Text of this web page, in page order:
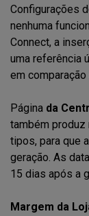
Configurações
nenhuma
Connect, a
uma referência
em
Página da
também
tipos, para que
geração. As
15 dias após a
Margem da